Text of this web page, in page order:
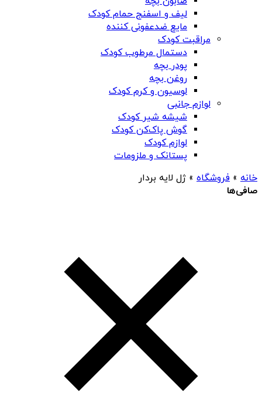
لیف و اسفنج حمام کودک
مایع ضدعفونی کننده
مراقبت کودک
دستمال مرطوب کودک
پودر بچه
روغن بچه
لوسیون و کرم کودک
لوازم جانبی
شیشه شیر کودک
گوش پاک‌کن کودک
لوازم کودک
پستانک و ملزومات
خانه » فروشگاه » ژل لایه بردار
صافی‌ها